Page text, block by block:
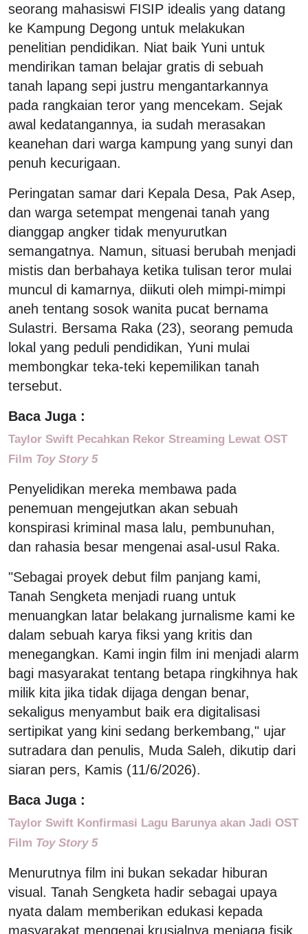
seorang mahasiswi FISIP idealis yang datang
ke Kampung Degong untuk melakukan
penelitian pendidikan. Niat baik Yuni untuk
mendirikan taman belajar gratis di sebuah
tanah lapang sepi justru mengantarkannya
pada rangkaian teror yang mencekam. Sejak
awal kedatangannya, ia sudah merasakan
keanehan dari warga kampung yang sunyi dan
penuh kecurigaan.
Peringatan samar dari Kepala Desa, Pak Asep,
dan warga setempat mengenai tanah yang
dianggap angker tidak menyurutkan
semangatnya. Namun, situasi berubah menjadi
mistis dan berbahaya ketika tulisan teror mulai
muncul di kamarnya, diikuti oleh mimpi-mimpi
aneh tentang sosok wanita pucat bernama
Sulastri. Bersama Raka (23), seorang pemuda
lokal yang peduli pendidikan, Yuni mulai
membongkar teka-teki kepemilikan tanah
tersebut.
Baca Juga :
Taylor Swift Pecahkan Rekor Streaming Lewat OST
Film Toy Story 5
Penyelidikan mereka membawa pada
penemuan mengejutkan akan sebuah
konspirasi kriminal masa lalu, pembunuhan,
dan rahasia besar mengenai asal-usul Raka.
"Sebagai proyek debut film panjang kami,
Tanah Sengketa menjadi ruang untuk
menuangkan latar belakang jurnalisme kami ke
dalam sebuah karya fiksi yang kritis dan
menegangkan. Kami ingin film ini menjadi alarm
bagi masyarakat tentang betapa ringkihnya hak
milik kita jika tidak dijaga dengan benar,
sekaligus menyambut baik era digitalisasi
sertipikat yang kini sedang berkembang," ujar
sutradara dan penulis, Muda Saleh, dikutip dari
siaran pers, Kamis (11/6/2026).
Baca Juga :
Taylor Swift Konfirmasi Lagu Barunya akan Jadi OST
Film Toy Story 5
Menurutnya film ini bukan sekadar hiburan
visual. Tanah Sengketa hadir sebagai upaya
nyata dalam memberikan edukasi kepada
masyarakat mengenai krusialnya menjaga fisik